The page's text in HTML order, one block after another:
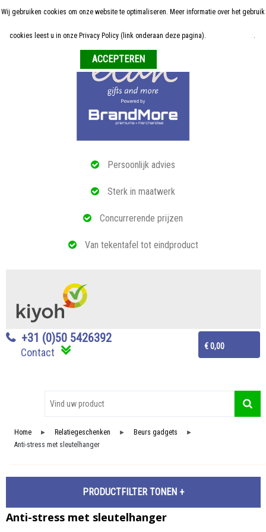
Persoonlijk advies
Sterk in maatwerk
Concurrerende prijzen
Van tekentafel tot eindproduct
€ 0,00
+31 (0)50 5426392
Contact
Home
ALLE RELATIEGESCHENKEN
Home ► Relatiegeschenken ► Beurs gadgets ►
Anti-stress met sleutelhanger
PRODUCTFILTER
Anti-stress met sleutelhanger
Wij gebruiken cookies om onze website te optimaliseren. Meer informatie over het gebruik
cookies leest u in onze Privacy Policy (link onderaan deze pagina). .